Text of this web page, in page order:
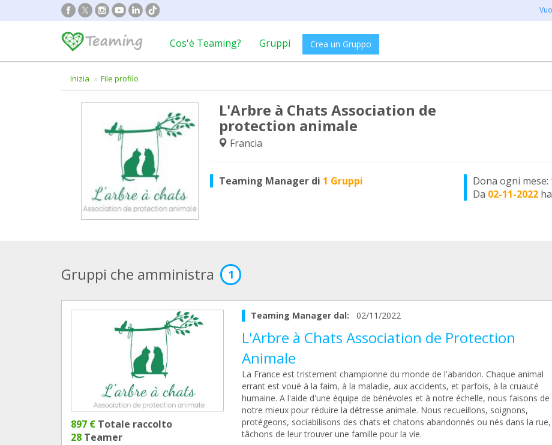
Cos'è Teaming? Gruppi Crea un Gruppo
Inizia File profilo
L'Arbre à Chats Association de
protection animale
Francia
Teaming Manager di 1 Gruppi Dona ogni mese:
Da 02-11-2022
Gruppi che amministra 1
897 € Totale raccolto
28 Teamer
Teaming Manager dal: 02/11/2022
L'Arbre à Chats Association de Protection
Animale
La France est tristement championne du monde de l'abandon. Chaque animal
errant est voué à la faim, à la maladie, aux accidents, et parfois, à la cruauté
humaine. A l'aide d'une équipe de bénévoles et à notre échelle, nous faisons de
notre mieux pour réduire la détresse animale. Nous recueillons, soignons,
protégeons, sociabilisons des chats et chatons abandonnés ou nés dans la
tâchons de leur trouver une famille pour la vie.